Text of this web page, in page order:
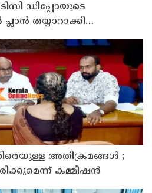
ഡിപ്പോയുടെ
തയ്യാറാക്കി
അതിക്രമങ്ങൾ ;
കമ്മീഷൻ